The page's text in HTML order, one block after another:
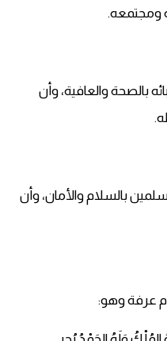
ومجتمعه.
بالصحة والعافية، وأن
بالسلام والأمان، وأن
عرفة وهو: